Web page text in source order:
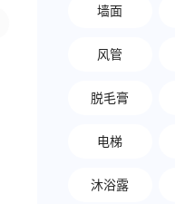
墙面
风管
脱毛膏
电梯
沐浴露